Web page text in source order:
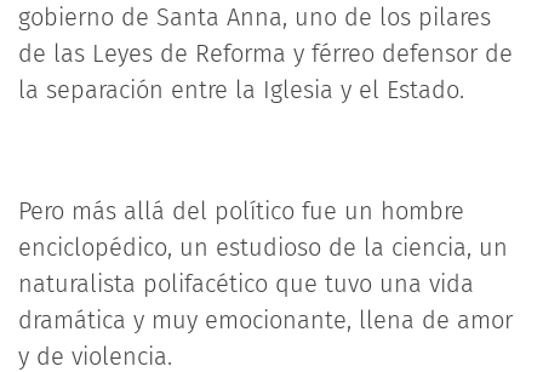
gobierno de Santa Anna, uno de los pilares
de las Leyes de Reforma y férreo defensor de
la separación entre la Iglesia y el Estado.
Pero más allá del político fue un hombre
enciclopédico, un estudioso de la ciencia, un
naturalista polifacético que tuvo una vida
dramática y muy emocionante, llena de amor
y de violencia.